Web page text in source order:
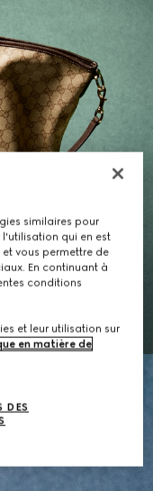
similaires pour
qui en est
vous permettre de
En continuant à
conditions
et leur utilisation sur
en matière de
DES